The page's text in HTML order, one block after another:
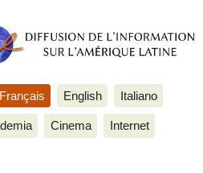
Français English Italiano
Cinema Internet